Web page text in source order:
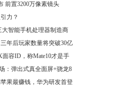
前置3200万像素镜头
力？
智能手机处理器制造商
年后玩家数量将突破30亿
面容ID，称Mate10才是手
：弹出式真全面屏+骁龙8
果最赚钱，华为研发首登